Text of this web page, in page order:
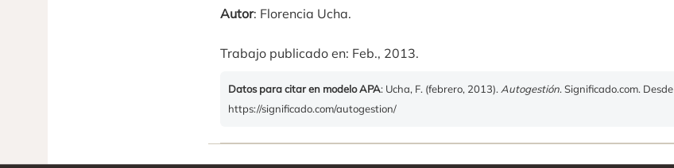
Autor: Florencia Ucha.
Trabajo publicado en: Feb., 2013.
Datos para citar en modelo APA: Ucha, F. (febrero, 2013). Autogestión. Significado.com. Desde
https://significado.com/autogestion/